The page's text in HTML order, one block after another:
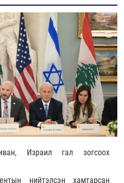
Израил гал зогсоох
нийтэлсэн хамтарсан